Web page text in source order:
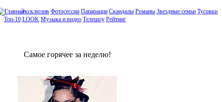
Эксклюзив Фотосессии Папарацци Скандалы Романы Звездные семьи Тусовки
Топ-10 LOOK Музыка и видео Телешоу Рейтинг
Сaмое гoрячее за неделю!